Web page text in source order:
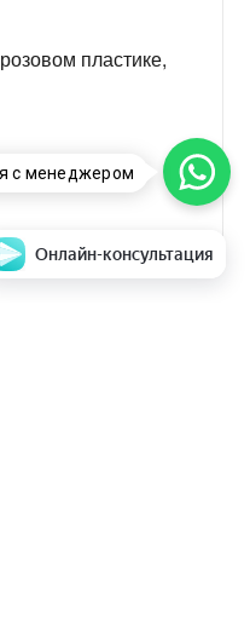
пластике,
с менеджером
Онлайн-консультация